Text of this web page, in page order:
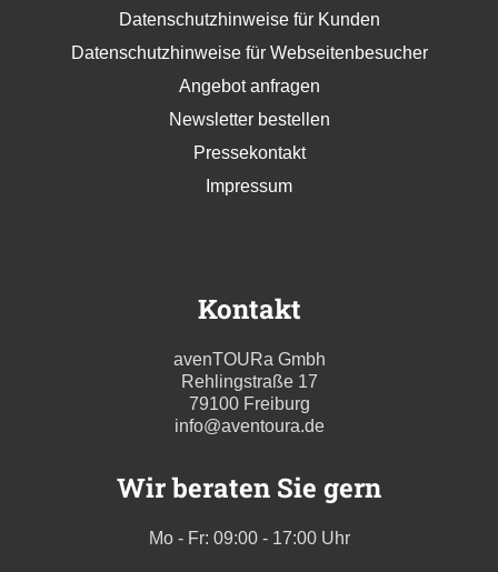
Datenschutzhinweise für Kunden
Datenschutzhinweise für Webseitenbesucher
Angebot anfragen
Newsletter bestellen
Pressekontakt
Impressum
Kontakt
avenTOURa Gmbh
Rehlingstraße 17
79100 Freiburg
info@aventoura.de
Wir beraten Sie gern
Mo - Fr: 09:00 - 17:00 Uhr